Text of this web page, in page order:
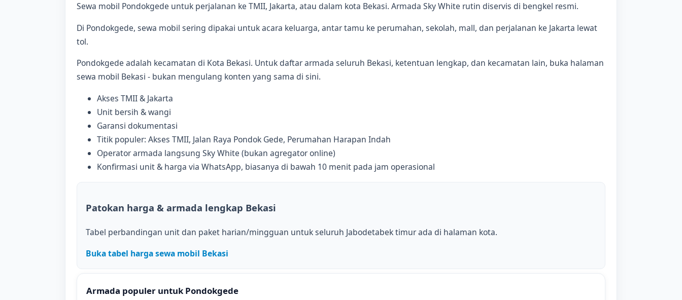
Sewa mobil Pondokgede untuk perjalanan ke TMII, Jakarta, atau dalam kota Bekasi. Armada Sky White rutin diservis di bengkel resmi.
Di Pondokgede, sewa mobil sering dipakai untuk acara keluarga, antar tamu ke perumahan, sekolah, mall, dan perjalanan ke Jakarta lewat
tol.
Pondokgede adalah kecamatan di Kota Bekasi. Untuk daftar armada seluruh Bekasi, ketentuan lengkap, dan kecamatan lain, buka halaman
sewa mobil Bekasi - bukan mengulang konten yang sama di sini.
Akses TMII & Jakarta
Unit bersih & wangi
Garansi dokumentasi
Titik populer: Akses TMII, Jalan Raya Pondok Gede, Perumahan Harapan Indah
Operator armada langsung Sky White (bukan agregator online)
Konfirmasi unit & harga via WhatsApp, biasanya di bawah 10 menit pada jam operasional
Patokan harga & armada lengkap Bekasi
Tabel perbandingan unit dan paket harian/mingguan untuk seluruh Jabodetabek timur ada di halaman kota.
Buka tabel harga sewa mobil Bekasi
Armada populer untuk Pondokgede